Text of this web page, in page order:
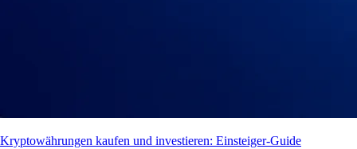
Kryptowährungen kaufen und investieren: Einsteiger-Guide